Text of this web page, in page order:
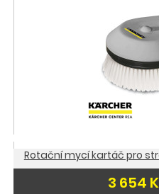
Rotační mycí kartáč pro
3 654